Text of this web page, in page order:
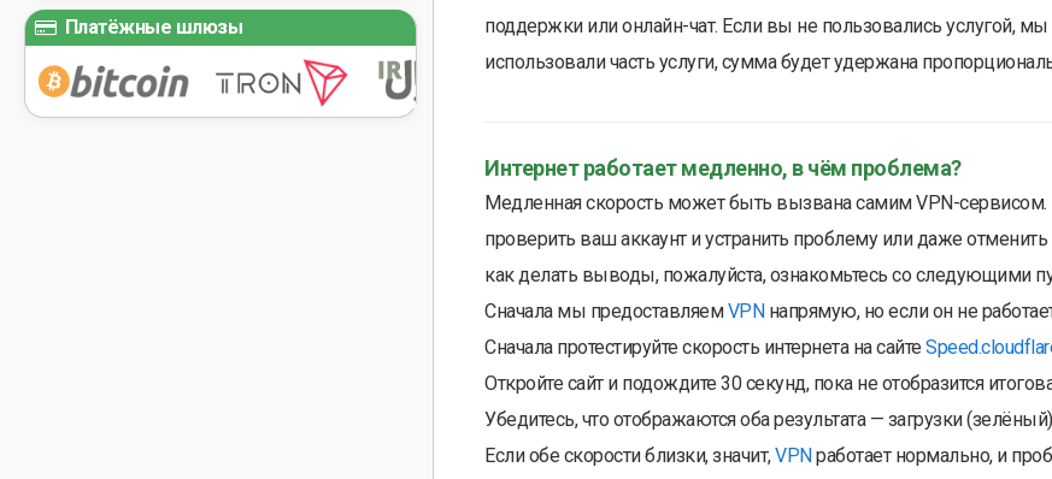
поддержки или онлайн-чат. Если вы не пользовались услугой,
использовали часть услуги, сумма будет удержана
Интернет работает медленно, в чём проблема?
Медленная скорость может быть вызвана самим VPN-
проверить ваш аккаунт и устранить проблему или даже
как делать выводы, пожалуйста, ознакомьтесь со следующими
Сначала мы предоставляемVPN напрямую, но если он не
Сначала протестируйте скорость интернета на сайте
Откройте сайт и подождите 30 секунд, пока не отобразится
Убедитесь, что отображаются оба результата — загрузки
Если обе скорости близки, значит,VPN работает нормально, и
Платёжные шлюзы